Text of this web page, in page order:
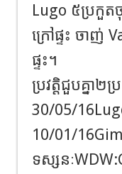
Lugo ៥ប្រកួ
ក្រៅផ្ទះ ចាញ់
ផ្ទះ។
ប្រវត្តិជួបគ្នា២
30/05/
10/01/
ទស្សនៈ